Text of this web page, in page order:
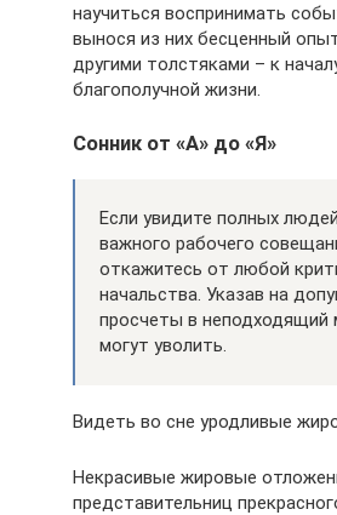
научиться воспринимать
вынося из них бесценный
другими толстяками – к
благополучной жизни.
Сонник от «А» до «Я»
Если увидите полных
важного рабочего
откажитесь от любой
начальства. Указав на
просчеты в неподходящий
могут уволить.
Видеть во сне уродливые
Некрасивые жировые
представительниц